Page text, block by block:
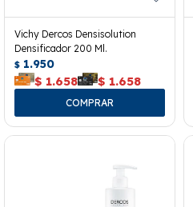
Vichy Dercos Densisolution
Densificador 200 Ml.
$ 1.950
$ 1.658 $ 1.658